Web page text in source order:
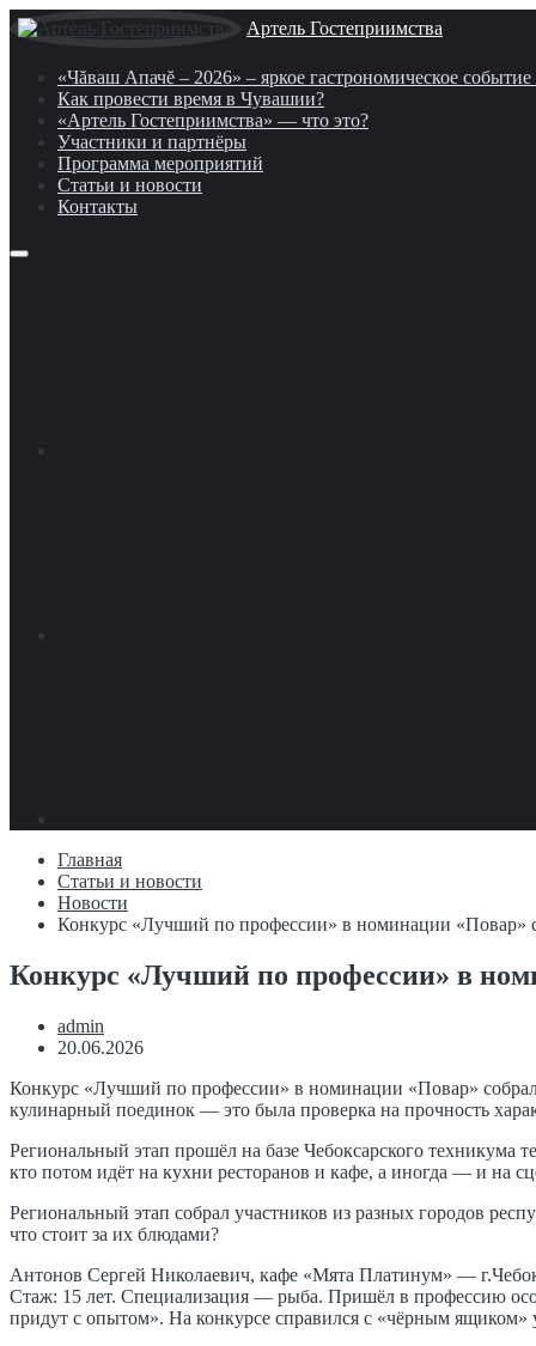
Артель Гостеприимства
«Чăваш Апачĕ – 2026» – яркое гастрономическое
Как провести время в Чувашии?
«Артель Гостеприимства» — что это?
Участники и партнёры
Программа мероприятий
Статьи и новости
Контакты
Главная
Статьи и новости
Новости
Конкурс «Лучший по профессии» в номинации «Повар»
Конкурс «Лучший по профессии» в
admin
20.06.2026
Конкурс «Лучший по профессии» в номинации «Повар»
кулинарный поединок — это была проверка на прочность
Региональный этап прошёл на базе Чебоксарского
кто потом идёт на кухни ресторанов и кафе, а иногда — и на
Региональный этап собрал участников из разных городов
что стоит за их блюдами?
Антонов Сергей Николаевич, кафе «Мята Платинум» —
Стаж: 15 лет. Специализация — рыба. Пришёл в профессию
придут с опытом». На конкурсе справился с «чёрным